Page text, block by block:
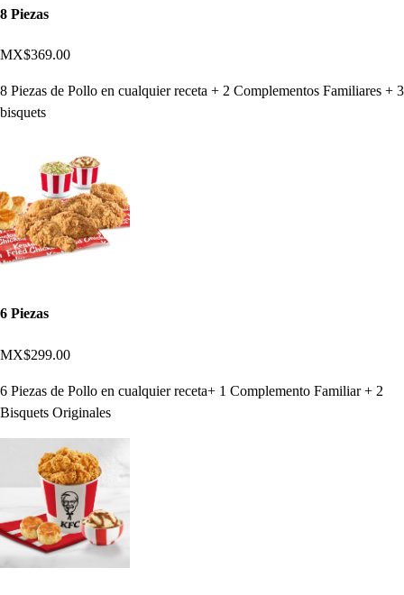
8 Piezas
MX$369.00
8 Piezas de Pollo en cualquier receta + 2 Complementos Familiares + 3
bisquets
6 Piezas
MX$299.00
6 Piezas de Pollo en cualquier receta+ 1 Complemento Familiar + 2
Bisquets Originales